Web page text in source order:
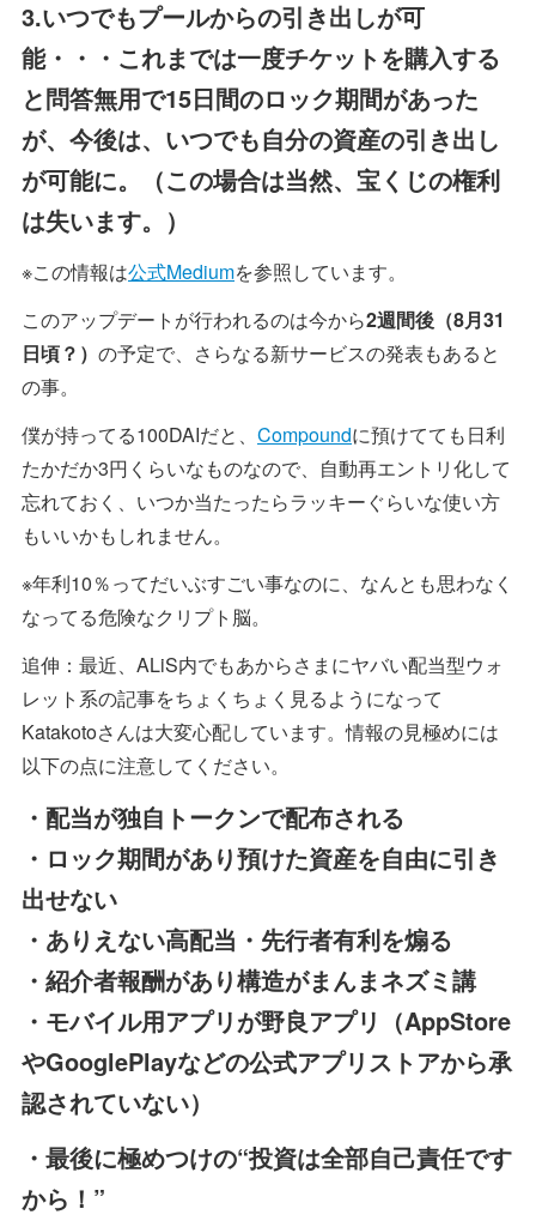
3.いつでもプールからの引き出しが可
能・・・これまでは一度チケットを購入する
と問答無用で15日間のロック期間があった
が、今後は、いつでも自分の資産の引き出し
が可能に。（この場合は当然、宝くじの権利
は失います。）
※この情報は公式Mediumを参照しています。
このアップデートが行われるのは今から2週間後（8月31
日頃？） の予定で、さらなる新サービスの発表もあると
の事。
僕が持ってる100DAIだと、 Compoundに預けてても日利
たかだか3円くらいなものなので、自動再エントリ化して
忘れておく、いつか当たったらラッキーぐらいな使い方
もいいかもしれません。
※年利10％ってだいぶすごい事なのに、なんとも思わなく
なってる危険なクリプト脳。
追伸：最近、ALiS内でもあからさまにヤバい配当型ウォ
レット系の記事をちょくちょく見るようになって
Katakotoさんは大変心配しています。情報の見極めには
以下の点に注意してください。
・配当が独自トークンで配布される
・ロック期間があり預けた資産を自由に引き
出せない
・ありえない高配当・先行者有利を煽る
・紹介者報酬があり構造がまんまネズミ講
・モバイル用アプリが野良アプリ（AppStore
やGooglePlayなどの公式アプリストアから承
認されていない）
・最後に極めつけの“投資は全部自己責任です
から！”